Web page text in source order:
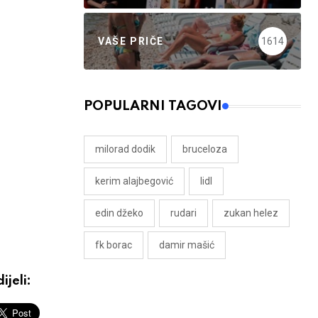
VAŠE PRIČE 1614
POPULARNI TAGOVI
milorad dodik bruceloza
kerim alajbegović lidl
edin džeko rudari zukan helez
fk borac damir mašić